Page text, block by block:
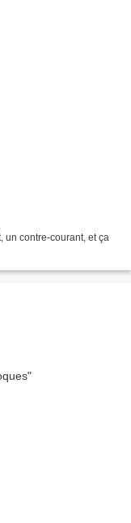
un contre-courant, et ça